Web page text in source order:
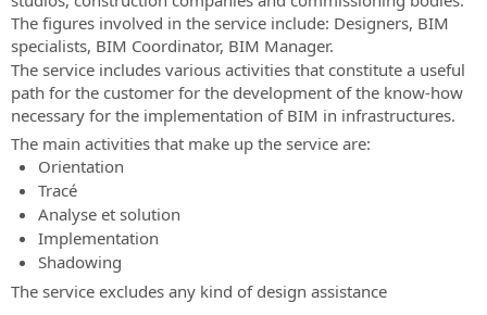
BIM
pour
la
conception
de
voies
ferrée
et
de
routes
SierraSoft
Roads
Design
service
Demande
de
support
technique
Service
client
Service
clients
sur
commandes,
présence
Toutes
les
informations
sur
les
prochains
événements
en
présence
Événements
“Online
SierraSoft
Modes
de
paiement
acceptés:
The figures involved in the service include: Designers, BIM
specialists, BIM Coordinator, BIM Manager.
The service includes various activities that constitute a useful
path for the customer for the development of the know-how
necessary for the implementation of BIM in infrastructures.
The main activities that make up the service are:
Orientation
Tracé
Analyse et solution
Implementation
Shadowing
The service excludes any kind of design assistance